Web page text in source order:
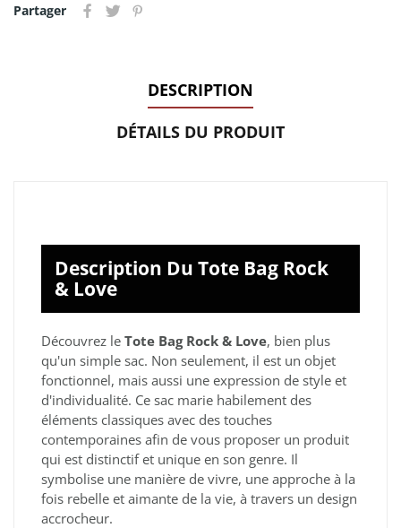
Partager
DESCRIPTION
DÉTAILS DU PRODUIT
Description Du Tote Bag Rock
& Love
Découvrez le Tote Bag Rock & Love, bien plus
qu'un simple sac. Non seulement, il est un objet
fonctionnel, mais aussi une expression de style et
d'individualité. Ce sac marie habilement des
éléments classiques avec des touches
contemporaines afin de vous proposer un produit
qui est distinctif et unique en son genre. Il
symbolise une manière de vivre, une approche à la
fois rebelle et aimante de la vie, à travers un design
accrocheur.